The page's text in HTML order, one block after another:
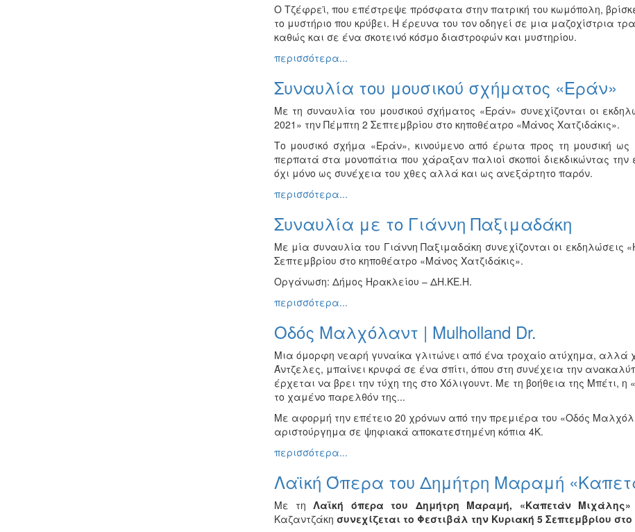
Ο Τζέφρεϊ, που επέστρεψε πρόσφατα στην πατρική του κωμόπολη,
το μυστήριο που κρύβει. Η έρευνα του τον οδηγεί σε μια μαζοχίστρια
καθώς και σε ένα σκοτεινό κόσμο διαστροφών και μυστηρίου.
περισσότερα...
Συναυλία του μουσικού σχήματος «Εράν»
Με τη συναυλία του μουσικού σχήματος «Εράν» συνεχίζονται οι
2021» την Πέμπτη 2 Σεπτεμβρίου στο κηποθέατρο «Μάνος Χατζιδάκις».
Το μουσικό σχήμα «Εράν», κινούμενο από έρωτα προς τη μουσική ως
περπατά στα μονοπάτια που χάραξαν παλιοί σκοποί διεκδικώντας
όχι μόνο ως συνέχεια του χθες αλλά και ως ανεξάρτητο παρόν.
περισσότερα...
Συναυλία με το Γιάννη Παξιμαδάκη
Με μία συναυλία του Γιάννη Παξιμαδάκη συνεχίζονται οι εκδηλώσεις
Σεπτεμβρίου στο κηποθέατρο «Μάνος Χατζιδάκις».
Οργάνωση: Δήμος Ηρακλείου – ΔΗ.ΚΕ.Η.
περισσότερα...
Οδός Μαλχόλαντ | Mulholland Dr.
Μια όμορφη νεαρή γυναίκα γλιτώνει από ένα τροχαίο ατύχημα, αλλά
Άντζελες, μπαίνει κρυφά σε ένα σπίτι, όπου στη συνέχεια την
έρχεται να βρει την τύχη της στο Χόλιγουντ. Με τη βοήθεια της Μπέτι,
το χαμένο παρελθόν της...
Με αφορμή την επέτειο 20 χρόνων από την πρεμιέρα του «Οδός
αριστούργημα σε ψηφιακά αποκατεστημένη κόπια 4Κ.
περισσότερα...
Λαϊκή Όπερα του Δημήτρη Μαραμή
Με τηΛαϊκή όπερα του Δημήτρη Μαραμή, «Καπετάν Μιχάλης»
Καζαντζάκη συνεχίζεται το Φεστιβάλ την Κυριακή 5 Σεπτεμβρίου